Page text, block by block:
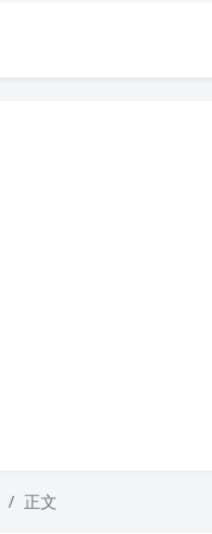
正文